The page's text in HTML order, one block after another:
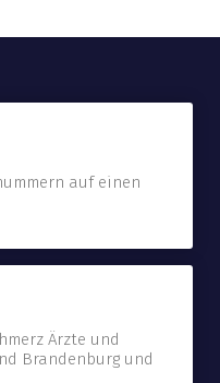
auf einen
Ärzte und
Brandenburg und